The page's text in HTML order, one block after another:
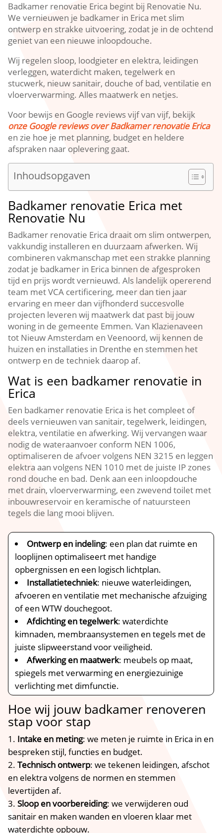
Badkamer renovatie Erica begint bij Renovatie Nu.
We vernieuwen je badkamer in Erica met slim
ontwerp en strakke uitvoering, zodat je in de ochtend
geniet van een nieuwe inloopdouche.
Wij regelen sloop, loodgieter en elektra, leidingen
verleggen, waterdicht maken, tegelwerk en
stucwerk, nieuw sanitair, douche of bad, ventilatie en
vloerverwarming. Alles maatwerk en netjes.
Voor bewijs en Google reviews vijf van vijf, bekijk
onze Google reviews over Badkamer renovatie Erica
en zie hoe je met planning, budget en heldere
afspraken naar oplevering gaat.
Inhoudsopgaven
Badkamer renovatie Erica met
Renovatie Nu
Badkamer renovatie Erica draait om slim ontwerpen,
vakkundig installeren en duurzaam afwerken. Wij
combineren vakmanschap met een strakke planning
zodat je badkamer in Erica binnen de afgesproken
tijd en prijs wordt vernieuwd. Als landelijk opererend
team met VCA certificering, meer dan tien jaar
ervaring en meer dan vijfhonderd succesvolle
projecten leveren wij maatwerk dat past bij jouw
woning in de gemeente Emmen. Van Klazienaveen
tot Nieuw Amsterdam en Veenoord, wij kennen de
huizen en installaties in Drenthe en stemmen het
ontwerp en de techniek daarop af.
Wat is een badkamer renovatie in
Erica
Een badkamer renovatie Erica is het compleet of
deels vernieuwen van sanitair, tegelwerk, leidingen,
elektra, ventilatie en afwerking. Wij vervangen waar
nodig de wateraanvoer conform NEN 1006,
optimaliseren de afvoer volgens NEN 3215 en leggen
elektra aan volgens NEN 1010 met de juiste IP zones
rond douche en bad. Denk aan een inloopdouche
met drain, vloerverwarming, een zwevend toilet met
inbouwreservoir en keramische of natuursteen
tegels die lang mooi blijven.
Ontwerp en indeling: een plan dat ruimte en
looplijnen optimaliseert met handige
opbergnissen en een logisch lichtplan.
Installatietechniek: nieuwe waterleidingen,
afvoeren en ventilatie met mechanische afzuiging
of een WTW douchegoot.
Afdichting en tegelwerk: waterdichte
kimnaden, membraansystemen en tegels met de
juiste slipweerstand voor veiligheid.
Afwerking en maatwerk: meubels op maat,
spiegels met verwarming en energiezuinige
verlichting met dimfunctie.
Hoe wij jouw badkamer renoveren
stap voor stap
Intake en meting: we meten je ruimte in Erica in en
bespreken stijl, functies en budget.
Technisch ontwerp: we tekenen leidingen, afschot
en elektra volgens de normen en stemmen
levertijden af.
Sloop en voorbereiding: we verwijderen oud
sanitair en maken wanden en vloeren klaar met
waterdichte opbouw.